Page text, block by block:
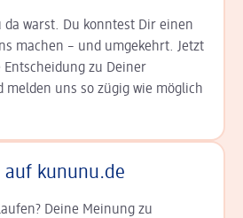
da warst. Du konntest Dir einen
machen – und umgekehrt. Jetzt
zu Deiner
melden uns so zügig wie möglich
auf kununu.de
Deine Meinung zu